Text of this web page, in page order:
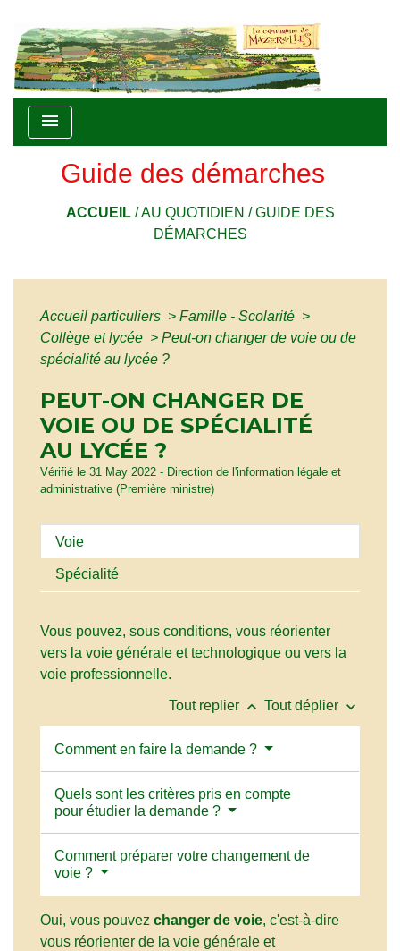
menu
Guide des démarches
ACCUEIL/AU QUOTIDIEN /GUIDE DES
DÉMARCHES
Accueil particuliers > Famille - Scolarité >
Collège et lycée > Peut-on changer de voie ou de
spécialité au lycée ?
PEUT-ON CHANGER DE
VOIE OU DE SPÉCIALITÉ
AU LYCÉE ?
Vérifié le 31 May 2022 - Direction de l'information légale et
administrative (Première ministre)
Voie
Spécialité
Vous pouvez, sous conditions, vous réorienter
vers la voie générale et technologique ou vers la
voie professionnelle.
Tout replier keyboard_arrow_up Tout déplier keyboard_arrow_down
Comment en faire la demande ?
Quels sont les critères pris en compte
pour étudier la demande ?
Comment préparer votre changement de
voie ?
Oui, vous pouvez changer de voie, c'est-à-dire
vous réorienter de la voie générale et